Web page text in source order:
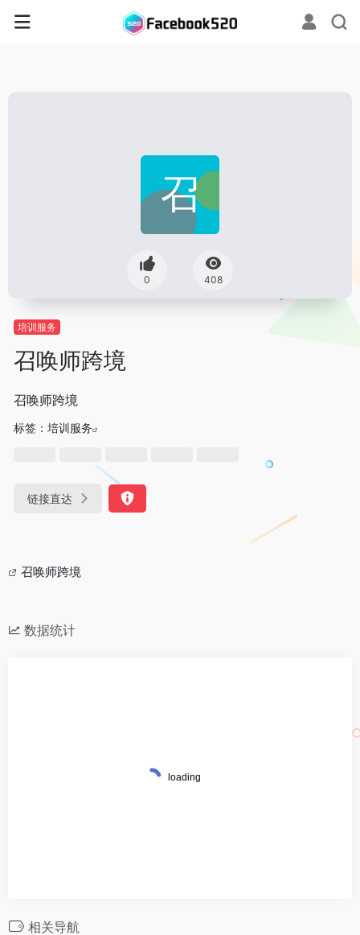
0 408
培训服务
召唤师跨境
召唤师跨境
标签： 培训服务
链接直达
召唤师跨境
数据统计
相关导航